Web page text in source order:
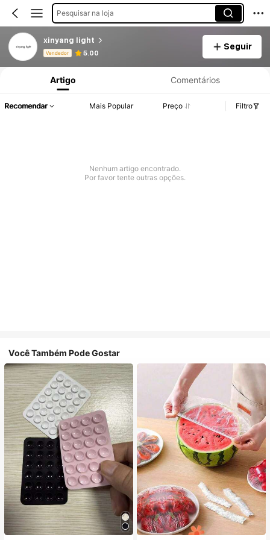
Pesquisar na loja
xinyang light
Vendedor 5.00
Seguir
Informações do Produto: Divulgação de Preço, Vendas e Detalhes de Stock.
Artigo Comentários
Recomendar Mais Popular Preço Filtro
Nenhum artigo encontrado.
Por favor tente outras opções.
Você Também Pode Gostar